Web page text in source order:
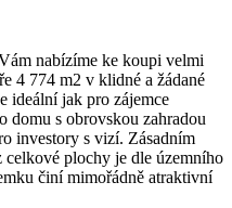
nabízíme ke koupi velmi
4 774 m2 v klidné a žádané
ideální jak pro zájemce
domu s obrovskou zahradou
investory s vizí. Zásadním
plochy je dle územního
činí mimořádně atraktivní